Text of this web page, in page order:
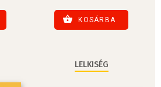
KOSÁRBA
LELKISÉG